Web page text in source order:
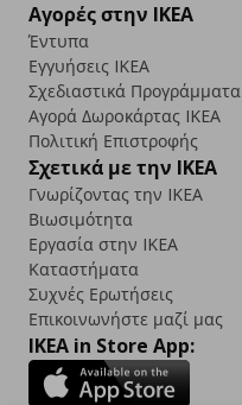
Αγορές στην IKEA
Έντυπα
Εγγυήσεις IKEA
Σχεδιαστικά Προγράμματα
Αγορά Δωρoκάρτας IKEA
Πολιτική Επιστροφής
Σχετικά με την IKEA
Γνωρίζοντας την IKEA
Βιωσιμότητα
Εργασία στην IKEA
Καταστήματα
Συχνές Ερωτήσεις
Επικοινωνήστε μαζί μας
IKEA in Store App: